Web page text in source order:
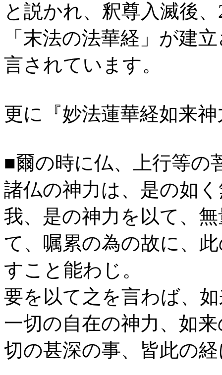
と説かれ、釈尊入滅後、
「末法の法華経」が建
言されています。
更に『妙法蓮華経如来
■爾の時に仏、上行等の
諸仏の神力は、是の如
我、是の神力を以て、
て、嘱累の為の故に、
すこと能わじ。
要を以て之を言わば、
一切の自在の神力、如
切の甚深の事、皆此の